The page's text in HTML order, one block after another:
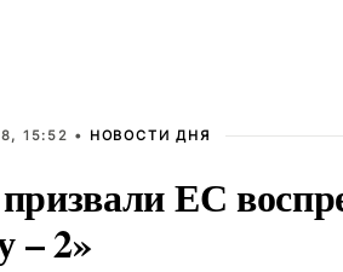
15:52 • НОВОСТИ ДНЯ
ЕС
– 2»